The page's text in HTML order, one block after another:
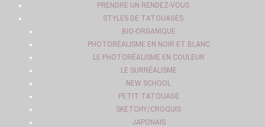
PRENDRE UN RENDEZ-VOUS
STYLES DE TATOUAGES
BIO-ORGANIQUE
PHOTORÉALISME EN NOIR ET BLANC
LE PHOTORÉALISME EN COULEUR
LE SURRÉALISME
NEW SCHOOL
PETIT TATOUAGE
SKETCHY/CROQUIS
JAPONAIS